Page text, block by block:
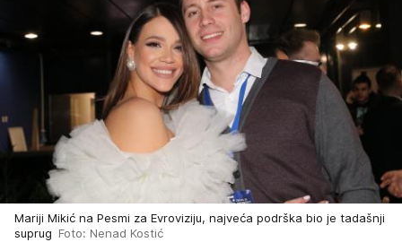
Mariji Mikić na Pesmi za Evroviziju, najveća podrška bio je tadašnji
suprug Foto: Nenad Kostić